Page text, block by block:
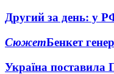
Другий за день: у
СюжетБенкет
Україна поставила